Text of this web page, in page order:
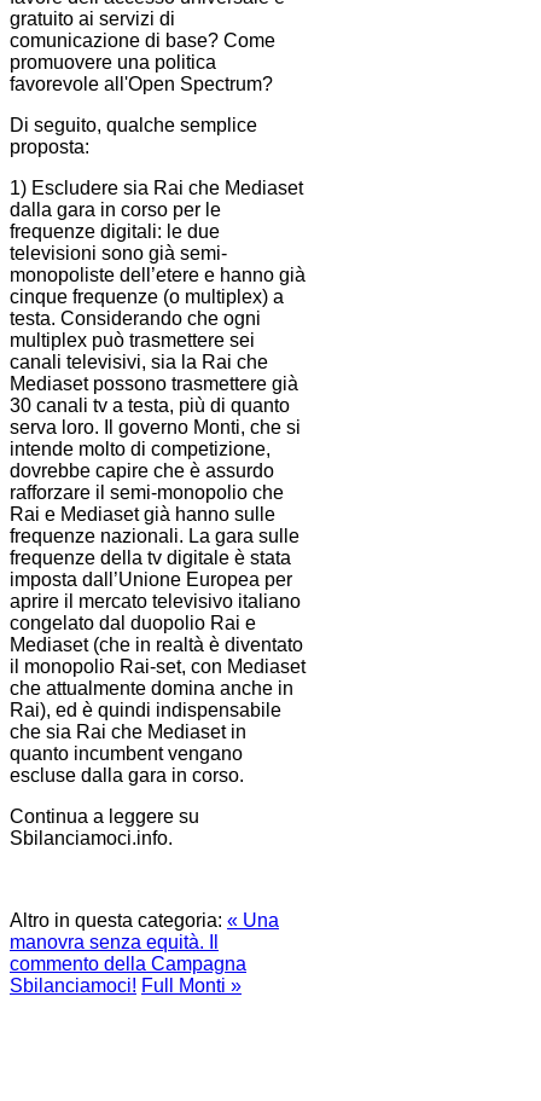
gratuito ai servizi di
comunicazione di base? Come
promuovere una politica
favorevole all'Open Spectrum?
Di seguito, qualche semplice
proposta:
1) Escludere sia Rai che Mediaset
dalla gara in corso per le
frequenze digitali: le due
televisioni sono già semi-
monopoliste dell’etere e hanno già
cinque frequenze (o multiplex) a
testa. Considerando che ogni
multiplex può trasmettere sei
canali televisivi, sia la Rai che
Mediaset possono trasmettere già
30 canali tv a testa, più di quanto
serva loro. Il governo Monti, che si
intende molto di competizione,
dovrebbe capire che è assurdo
rafforzare il semi-monopolio che
Rai e Mediaset già hanno sulle
frequenze nazionali. La gara sulle
frequenze della tv digitale è stata
imposta dall’Unione Europea per
aprire il mercato televisivo italiano
congelato dal duopolio Rai e
Mediaset (che in realtà è diventato
il monopolio Rai-set, con Mediaset
che attualmente domina anche in
Rai), ed è quindi indispensabile
che sia Rai che Mediaset in
quanto incumbent vengano
escluse dalla gara in corso.
Continua a leggere su
Sbilanciamoci.info.
Altro in questa categoria: « Una
manovra senza equità. Il
commento della Campagna
Sbilanciamoci! Full Monti »